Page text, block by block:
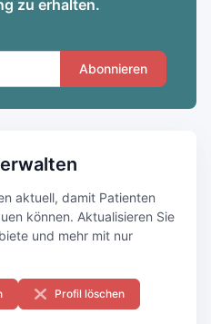
zu erhalten.
Abonnieren
aktuell, damit Patienten
können. Aktualisieren Sie
und mehr mit nur
Profil löschen